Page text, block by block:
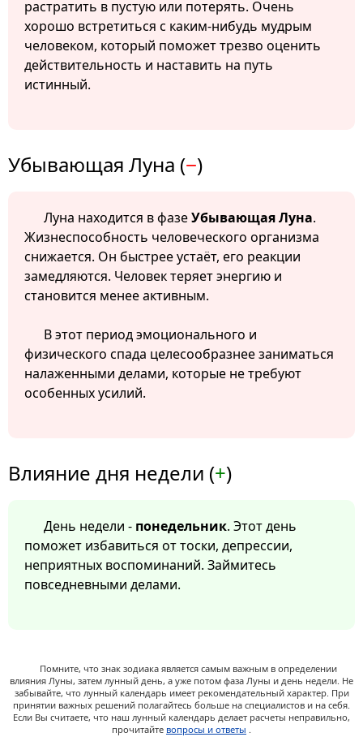
растратить в пустую или потерять. Очень
хорошо встретиться с каким-нибудь мудрым
человеком, который поможет трезво оценить
действительность и наставить на путь
истинный.
Убывающая Луна (−)
Луна находится в фазеУбывающая Луна.
Жизнеспособность человеческого организма
снижается. Он быстрее устаёт, его реакции
замедляются. Человек теряет энергию и
становится менее активным.
В этот период эмоционального и
физического спада целесообразнее заниматься
налаженными делами, которые не требуют
особенных усилий.
Влияние дня недели (+)
День недели - понедельник. Этот день
поможет избавиться от тоски, депрессии,
неприятных воспоминаний. Займитесь
повседневными делами.
Помните, что знак зодиака является самым важным в определении
влияния Луны, затем лунный день, а уже потом фаза Луны и день недели. Не
забывайте, что лунный календарь имеет рекомендательный характер. При
принятии важных решений полагайтесь больше на специалистов и на себя.
Если Вы считаете, что наш лунный календарь делает расчеты неправильно,
прочитайте вопросы и ответы .